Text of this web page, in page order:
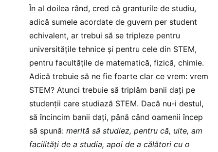
În al doilea rând, cred că granturile de studiu,
adică sumele acordate de guvern per student
echivalent, ar trebui să se tripleze pentru
universitățile tehnice și pentru cele din STEM,
pentru facultățile de matematică, fizică, chimie.
Adică trebuie să ne fie foarte clar ce vrem: vrem
STEM? Atunci trebuie să triplăm banii dați pe
studenții care studiază STEM. Dacă nu-i destul,
să încincim banii dați, până când oamenii încep
să spună: merită să studiez, pentru că, uite, am
facilități de a studia, apoi de a călători cu o